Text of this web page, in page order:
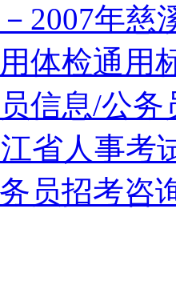
2007年慈
体检通用
信息/公
省人事考
员招考咨